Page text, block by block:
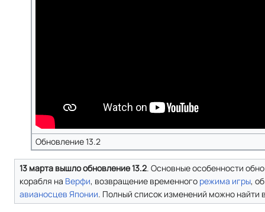
Обновление 13.2
13 марта вышло обновление 13.2. Основные особенности
корабля на Верфи, возвращение временного режима игры,
авианосцев Японии. Полный список изменений можно найти